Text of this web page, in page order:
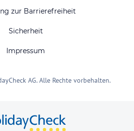
zur Barrierefreiheit
Sicherheit
Impressum
AG. Alle Rechte vorbehalten.